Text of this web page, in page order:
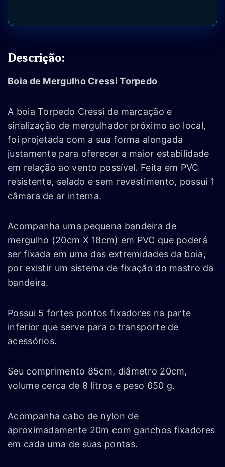
Descrição:
Boia de Mergulho Cressi Torpedo
A boia Torpedo Cressi de marcação e
sinalização de mergulhador próximo ao local,
foi projetada com a sua forma alongada
justamente para oferecer a maior estabilidade
em relação ao vento possível. Feita em PVC
resistente, selado e sem revestimento, possui 1
câmara de ar interna.
Acompanha uma pequena bandeira de
mergulho (20cm X 18cm) em PVC que poderá
ser fixada em uma das extremidades da boia,
por existir um sistema de fixação do mastro da
bandeira.
Possui 5 fortes pontos fixadores na parte
inferior que serve para o transporte de
acessórios.
Seu comprimento 85cm, diâmetro 20cm,
volume cerca de 8 litros e peso 650 g.
Acompanha cabo de nylon de
aproximadamente 20m com ganchos fixadores
em cada uma de suas pontas.